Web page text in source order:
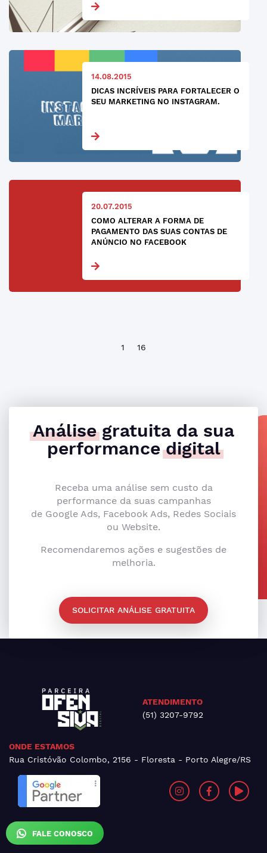
FALE CONOSCO
14.08.2015
DICAS INCRÍVEIS PARA FORTALECER O
SEU MARKETING NO INSTAGRAM.
20.07.2015
COMO ALTERAR A FORMA DE
PAGAMENTO DAS SUAS CONTAS DE
ANÚNCIO NO FACEBOOK
1 16
Análisegratuita da sua
performancedigital
Receba uma análise sem custo da
performance da suas campanhas
de Google Ads, Facebook Ads, Redes Sociais
ou Website.
Recomendaremos ações e sugestões de
melhoria.
SOLICITAR ANÁLISE GRATUITA
ATENDIMENTO
(51) 3207-9792
ONDE ESTAMOS
Rua Cristóvão Colombo, 2156 - Floresta - Porto Alegre/RS